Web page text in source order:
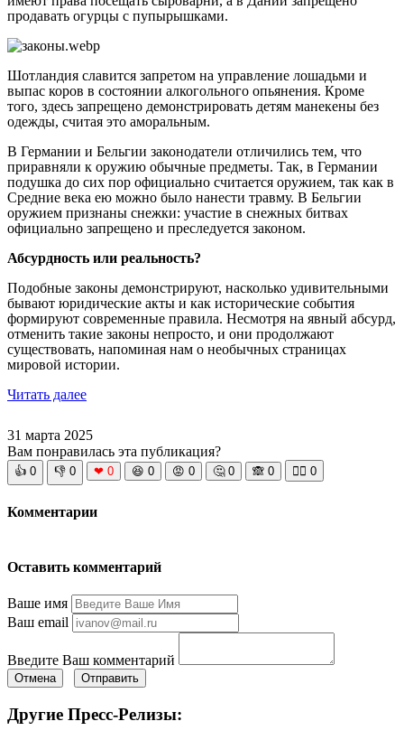
продавать огурцы с пупырышками.
Шотландия славится запретом на управление лошадьми и
выпас коров в состоянии алкогольного опьянения. Кроме
того, здесь запрещено демонстрировать детям манекены без
одежды, считая это аморальным.
В Германии и Бельгии законодатели отличились тем, что
приравняли к оружию обычные предметы. Так, в Германии
подушка до сих пор официально считается оружием, так как в
Средние века ею можно было нанести травму. В Бельгии
оружием признаны снежки: участие в снежных битвах
официально запрещено и преследуется законом.
Абсурдность или реальность?
Подобные законы демонстрируют, насколько удивительными
бывают юридические акты и как исторические события
формируют современные правила. Несмотря на явный абсурд,
отменить такие законы непросто, и они продолжают
существовать, напоминая нам о необычных страницах
мировой истории.
Читать далее
31 марта 2025
Вам понравилась эта публикация?
👍 0 👎 0 ❤ 0 😆 0 😡 0 🤔 0 🙈 0 🧘‍♀️ 0
Комментарии
Оставить комментарий
Ваше имя
Ваш email
Введите Ваш комментарий
Отмена Отправить
Другие Пресс-Релизы: